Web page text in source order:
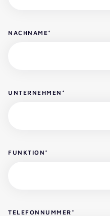
NACHNAME*
UNTERNEHMEN *
FUNKTION *
TELEFONNUMMER *